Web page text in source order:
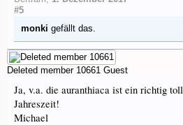
#5
monki gefällt das.
Deleted member 10661 Guest
Ja, v.a. die auranthiaca ist ein richtig
Jahreszeit!
Michael